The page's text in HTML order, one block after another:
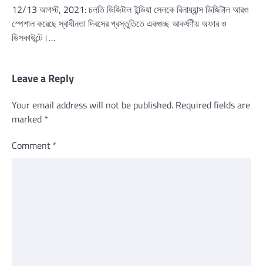
12/13 আগস্ট, 2021: চলতি ডিজিটাল ইন্ডিয়া সেলকে রিলায়্যান্স ডিজিটাল আরও
স্পেশাল করেছে স্বাধীনতা দিবসের প্রস্তুতিতে একগুচ্ছ আকর্ষণীয় অফার ও
ডিসকাউন্টে।…
Leave a Reply
Your email address will not be published. Required fields are
marked *
Comment *